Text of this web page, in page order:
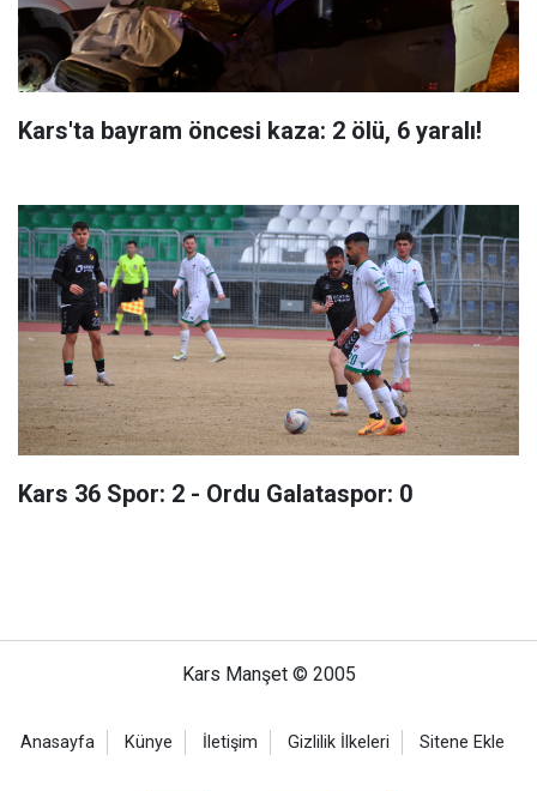
Kars'ta bayram öncesi kaza: 2 ölü, 6 yaralı!
Kars 36 Spor: 2 - Ordu Galataspor: 0
Kars Manşet © 2005
Anasayfa Künye İletişim Gizlilik İlkeleri Sitene Ekle